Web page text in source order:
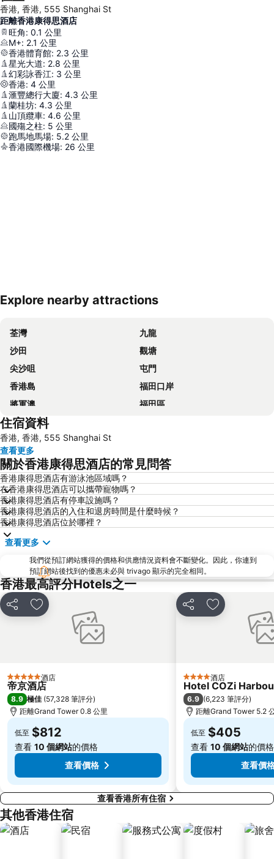
香港, 香港, 555 Shanghai St
距離香港康得思酒店
旺角: 0.1 公里
M+: 2.1 公里
香港體育館: 2.3 公里
星光大道: 2.8 公里
幻彩詠香江: 3 公里
香港: 4 公里
滙豐總行大廈: 4.3 公里
蘭桂坊: 4.3 公里
山頂纜車: 4.6 公里
國殤之柱: 5 公里
跑馬地馬場: 5.2 公里
香港國際機場: 26 公里
展開地圖
Explore nearby attractions
荃灣
九龍
沙田
觀塘
尖沙咀
屯門
香港島
福田口岸
將軍澳
福田區
Mong Kok Metro Station
南山區
元朗
紅磡
天水圍
Wan Chai Metro Station
海洋公園
深水埗區
黃金海岸
香港迪士尼樂園
新界
羅湖口岸
羅湖
North Point Metro Station
中環
Cheung Chau
羅湖口岸
Sheung Wan Metro Station
Tsing Yi Metro Station
寶安區
Causeway Bay Metro Station
深圳野生動物園
大梅沙海濱公園
皇崗口岸
Lamma Island
香港屯門
Tin Hau Metro Station
九龍塘
金銀島酒店站
住宿資料
香港, 香港, 555 Shanghai St
查看更多
關於香港康得思酒店的常見問答
香港康得思酒店有游泳池區域嗎？
在香港康得思酒店可以攜帶寵物嗎？
香港康得思酒店有停車設施嗎？
香港康得思酒店的入住和退房時間是什麼時候？
香港康得思酒店位於哪裡？
查看更多
我們從預訂網站獲得的價格和供應情況資料會不斷變化。因此，你連到
預訂網站後找到的優惠未必與 trivago 顯示的完全相同。
香港最高評分Hotels之一
分享 放到收藏夾
5 星級 酒店
帝京酒店
8.9 極佳 (57,328 筆評分)
距離Grand Tower 0.8 公里
低至 $812
查看 10 個網站的價格
查看價格
分享 放到收藏夾
4 星級 酒店
Hotel COZi
6.9 (6,223 筆評分)
距離Grand Tower 5.2
低至 $405
查看 10 個網站的價格
查看價
查看香港所有住宿
其他香港住宿